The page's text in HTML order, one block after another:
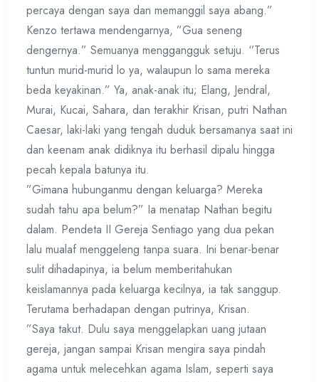
percaya dengan saya dan memanggil saya abang.”
Kenzo tertawa mendengarnya, ”Gua seneng
dengernya.” Semuanya menggangguk setuju. ‘’Terus
tuntun murid-murid lo ya, walaupun lo sama mereka
beda keyakinan.” Ya, anak-anak itu; Elang, Jendral,
Murai, Kucai, Sahara, dan terakhir Krisan, putri Nathan
Caesar, laki-laki yang tengah duduk bersamanya saat ini
dan keenam anak didiknya itu berhasil dipalu hingga
pecah kepala batunya itu.
”Gimana hubunganmu dengan keluarga? Mereka
sudah tahu apa belum?” Ia menatap Nathan begitu
dalam. Pendeta II Gereja Sentiago yang dua pekan
lalu mualaf menggeleng tanpa suara. Ini benar-benar
sulit dihadapinya, ia belum memberitahukan
keislamannya pada keluarga kecilnya, ia tak sanggup.
Terutama berhadapan dengan putrinya, Krisan.
”Saya takut. Dulu saya menggelapkan uang jutaan
gereja, jangan sampai Krisan mengira saya pindah
agama untuk melecehkan agama Islam, seperti saya